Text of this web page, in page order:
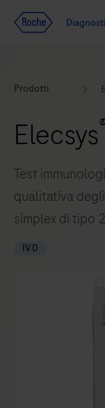
Prodotti
Elecsys®
Test
qualitativa
simplex di tipo 2
IVD